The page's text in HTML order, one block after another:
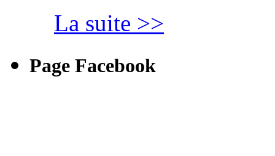
La suite >>
Page Facebook